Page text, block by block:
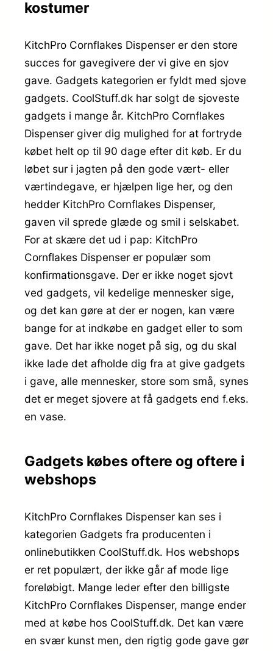
kostumer
KitchPro Cornflakes Dispenser er den store
succes for gavegivere der vi give en sjov
gave. Gadgets kategorien er fyldt med sjove
gadgets. CoolStuff.dk har solgt de sjoveste
gadgets i mange år. KitchPro Cornflakes
Dispenser giver dig mulighed for at fortryde
købet helt op til 90 dage efter dit køb. Er du
løbet sur i jagten på den gode vært- eller
værtindegave, er hjælpen lige her, og den
hedder KitchPro Cornflakes Dispenser,
gaven vil sprede glæde og smil i selskabet.
For at skære det ud i pap: KitchPro
Cornflakes Dispenser er populær som
konfirmationsgave. Der er ikke noget sjovt
ved gadgets, vil kedelige mennesker sige,
og det kan gøre at der er nogen, kan være
bange for at indkøbe en gadget eller to som
gave. Det har ikke noget på sig, og du skal
ikke lade det afholde dig fra at give gadgets
i gave, alle mennesker, store som små, synes
det er meget sjovere at få gadgets end f.eks.
en vase.
Gadgets købes oftere og oftere i
webshops
KitchPro Cornflakes Dispenser kan ses i
kategorien Gadgets fra producenten i
onlinebutikken CoolStuff.dk. Hos webshops
er ret populært, der ikke går af mode lige
foreløbigt. Mange leder efter den billigste
KitchPro Cornflakes Dispenser, mange ender
med at købe hos CoolStuff.dk. Det kan være
en svær kunst men, den rigtig gode gave gør